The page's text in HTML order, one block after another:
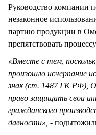
Руководство компании
незаконное
партию продукции в
препятствовать
«Вместе с тем,
произошло исчерпание
знак (ст. 1487 ГК РФ),
право защищать свои
гражданского
давности», -